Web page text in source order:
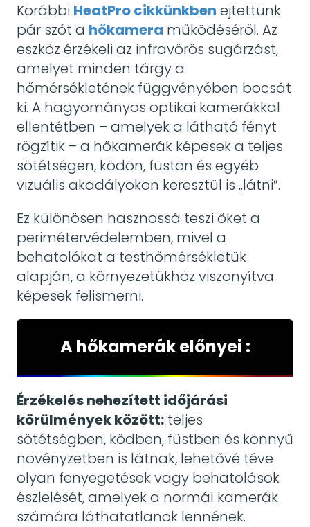
Korábbi HeatPro cikkünkben ejtettünk
pár szót a hőkamera működéséről. Az
eszköz érzékeli az infravörös sugárzást,
amelyet minden tárgy a
hőmérsékletének függvényében bocsát
ki. A hagyományos optikai kamerákkal
ellentétben – amelyek a látható fényt
rögzítik – a hőkamerák képesek a teljes
sötétségen, ködön, füstön és egyéb
vizuális akadályokon keresztül is „látni”.
Ez különösen hasznossá teszi őket a
perimétervédelemben, mivel a
behatolókat a testhőmérsékletük
alapján, a környezetükhöz viszonyítva
képesek felismerni.
A hőkamerák előnyei :
Érzékelés nehezített időjárási
körülmények között: teljes
sötétségben, ködben, füstben és könnyű
növényzetben is látnak, lehetővé téve
olyan fenyegetések vagy behatolások
észlelését, amelyek a normál kamerák
számára láthatatlanok lennének.